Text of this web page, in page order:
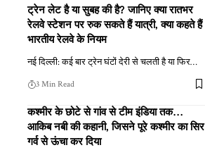
ट्रेन लेट है या सुबह की है? जानिए क्या रातभर
रेलवे स्टेशन पर रुक सकते हैं यात्री, क्या कहते हैं
भारतीय रेलवे के नियम
नई दिल्ली: कई बार ट्रेन घंटों देरी से चलती है या फिर…
3 Min Read
कश्मीर के छोटे से गांव से टीम इंडिया तक…
आकिब नबी की कहानी, जिसने पूरे कश्मीर का सिर
गर्व से ऊंचा कर दिया